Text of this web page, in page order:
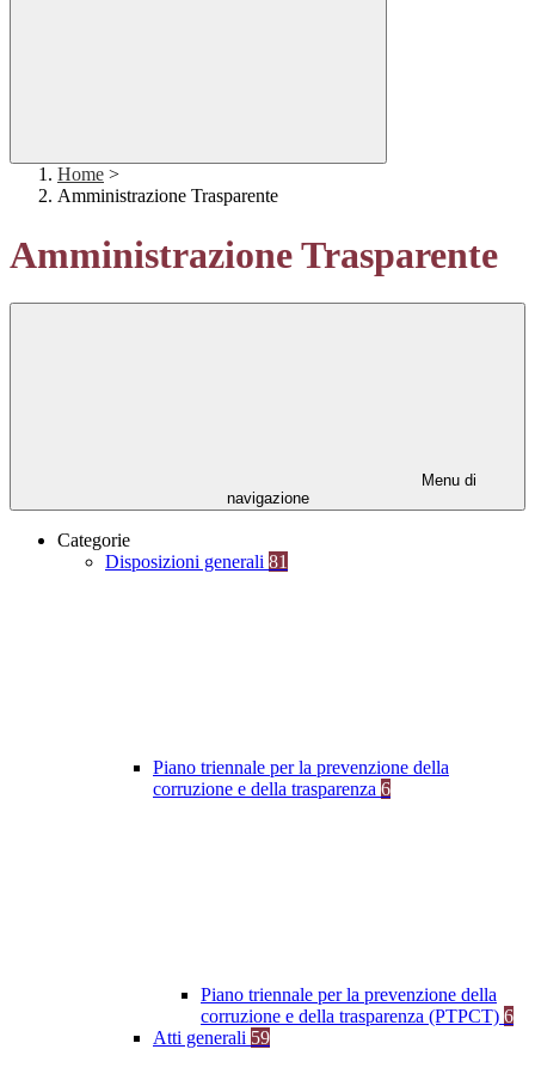
Home >
Amministrazione Trasparente
Amministrazione Trasparente
Menu di
navigazione
Categorie
Disposizioni generali 81
Piano triennale per la prevenzione della
corruzione e della trasparenza 6
Piano triennale per la prevenzione della
corruzione e della trasparenza (PTPCT) 6
Atti generali 59